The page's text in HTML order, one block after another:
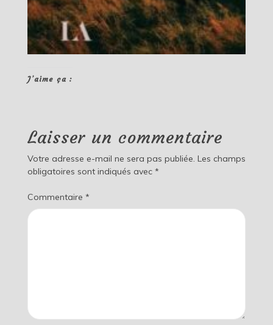
J’aime ça :
Laisser un commentaire
Votre adresse e-mail ne sera pas publiée. Les champs
obligatoires sont indiqués avec *
Commentaire *